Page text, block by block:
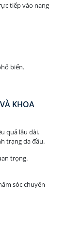
tiếp vào nang
biến.
KHOA
quả lâu dài.
trạng da đầu.
trọng.
sóc chuyên